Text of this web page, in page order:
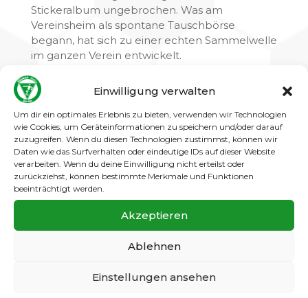
Einwilligung verwalten
Um dir ein optimales Erlebnis zu bieten, verwenden wir Technologien
wie Cookies, um Geräteinformationen zu speichern und/oder darauf
zuzugreifen. Wenn du diesen Technologien zustimmst, können wir
Daten wie das Surfverhalten oder eindeutige IDs auf dieser Website
verarbeiten. Wenn du deine Einwilligung nicht erteilst oder
zurückziehst, können bestimmte Merkmale und Funktionen
beeinträchtigt werden.
Akzeptieren
Ablehnen
Einstellungen ansehen
Stickeralbum ungebrochen. Was am
Vereinsheim als spontane Tauschbörse
begann, hat sich zu einer echten Sammelwelle
im ganzen Verein entwickelt.
Die Zahlen sprechen für sich: Inzwischen
wurden
298 Sammelalbenund10.658
Stickerpackungen verkauft. Ob am
Vereinsheim, in der Netto-Filiale Alt-Gatow 48–
50 oder auf dem Trainingsplatz – überall wird
weiter gesammelt, verglichen und getauscht.
Von den Mini-Minis bis zu den Herren mischt
weiterhin die ganze Vereinsfamilie mit. Wer
sein Album noch nicht komplett hat: Die
Stück) sind weiterhin bei Netto Marken-
Ein herzlicher Dank geht erneut an unsere